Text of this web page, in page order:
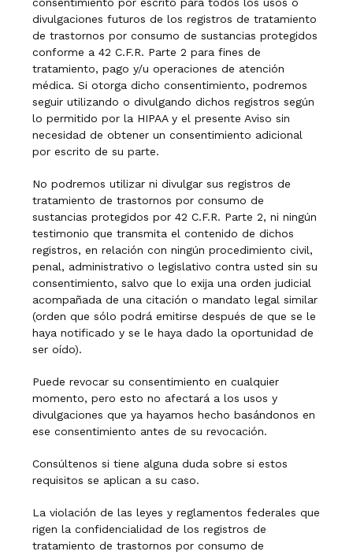
divulgaciones futuros de los registros de tratamiento
de trastornos por consumo de sustancias protegidos
conforme a 42 C.F.R. Parte 2 para fines de
tratamiento, pago y/u operaciones de atención
médica. Si otorga dicho consentimiento, podremos
seguir utilizando o divulgando dichos registros según
lo permitido por la HIPAA y el presente Aviso sin
necesidad de obtener un consentimiento adicional
por escrito de su parte.
No podremos utilizar ni divulgar sus registros de
tratamiento de trastornos por consumo de
sustancias protegidos por 42 C.F.R. Parte 2, ni ningún
testimonio que transmita el contenido de dichos
registros, en relación con ningún procedimiento civil,
penal, administrativo o legislativo contra usted sin su
consentimiento, salvo que lo exija una orden judicial
acompañada de una citación o mandato legal similar
(orden que sólo podrá emitirse después de que se le
haya notificado y se le haya dado la oportunidad de
ser oído).
Puede revocar su consentimiento en cualquier
momento, pero esto no afectará a los usos y
divulgaciones que ya hayamos hecho basándonos en
ese consentimiento antes de su revocación.
Consúltenos si tiene alguna duda sobre si estos
requisitos se aplican a su caso.
La violación de las leyes y reglamentos federales que
rigen la confidencialidad de los registros de
tratamiento de trastornos por consumo de